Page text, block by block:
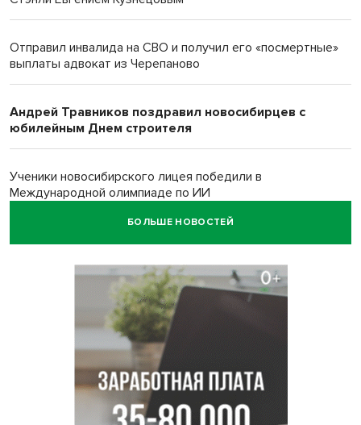
Отправил инвалида на СВО и получил его «посмертные»
выплаты адвокат из Черепаново
Андрей Травников поздравил новосибирцев с
юбилейным Днем строителя
Ученики новосибирского лицея победили в
Международной олимпиаде по ИИ
Остановку электричек о.п. Радуга Сибири начали строить
Транспортная прокуратура проверит S7 после инцидента
в аэропорту Норильска
500 литров ухи сварили новосибирцам на
Бугринском пляже
БОЛЬШЕ НОВОСТЕЙ